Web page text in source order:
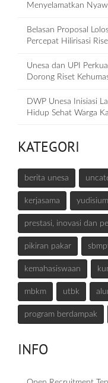
Menyelamatkan
Belasan Proposal
Percepat Hilirisasi
Unesa dan UPI
Dorong Riset
DWP Unesa Inisiasi
Hidup Sehat Warga
KATEGORI
berita unesa
kerjasama
prestasi, inovasi dan
pikiran pakar
kemahasiswaan
mbkm utbk
program berdampak
INFO